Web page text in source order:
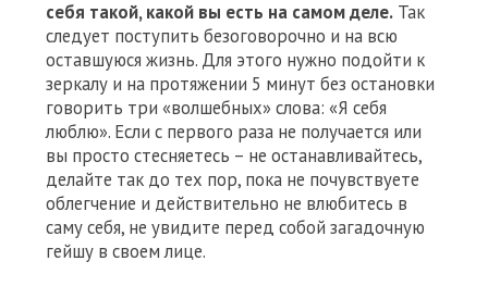
себя такой, какой вы есть на самом деле. Так
следует поступить безоговорочно и на всю
оставшуюся жизнь. Для этого нужно подойти к
зеркалу и на протяжении 5 минут без остановки
говорить три «волшебных» слова: «Я себя
люблю». Если с первого раза не получается или
вы просто стесняетесь – не останавливайтесь,
делайте так до тех пор, пока не почувствуете
облегчение и действительно не влюбитесь в
саму себя, не увидите перед собой загадочную
гейшу в своем лице.